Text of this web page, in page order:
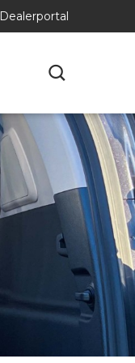
Dealerportal